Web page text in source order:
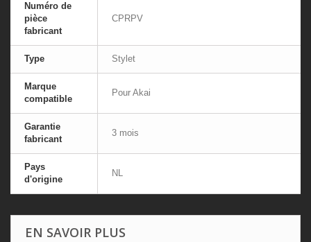
Numéro de
pièce
fabricant
CPRPV
Type Stylet
Marque
compatible
Pour Akai
Garantie
fabricant
3 mois
Pays
d'origine
NL
EN SAVOIR PLUS